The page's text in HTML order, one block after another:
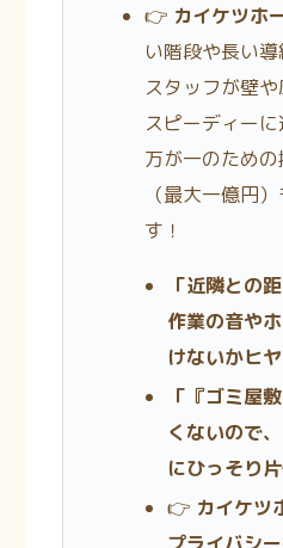
👉 カイケツホ
い階段や長い
スタッフが壁
スピーディーに
万が一のため
（最大一億円
す！
「近隣との
作業の音や
けないかヒ
「『ゴミ屋
くないので
にひっそり
👉 カイケツ